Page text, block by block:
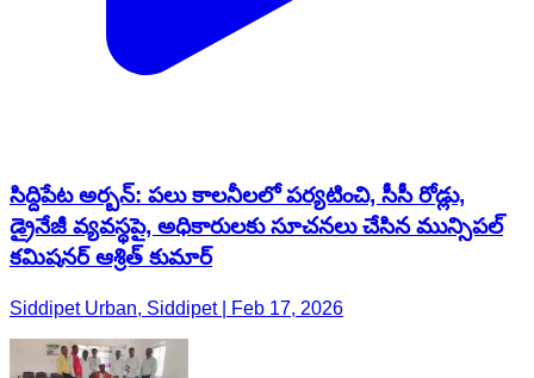
సిద్దిపేట అర్బన్: పలు కాలనీలలో పర్యటించి, సీసీ రోడ్లు,
డ్రైనేజీ వ్యవస్థపై, అధికారులకు సూచనలు చేసిన మున్సిపల్
కమిషనర్ ఆశ్రిత్ కుమార్
Siddipet Urban, Siddipet | Feb 17, 2026